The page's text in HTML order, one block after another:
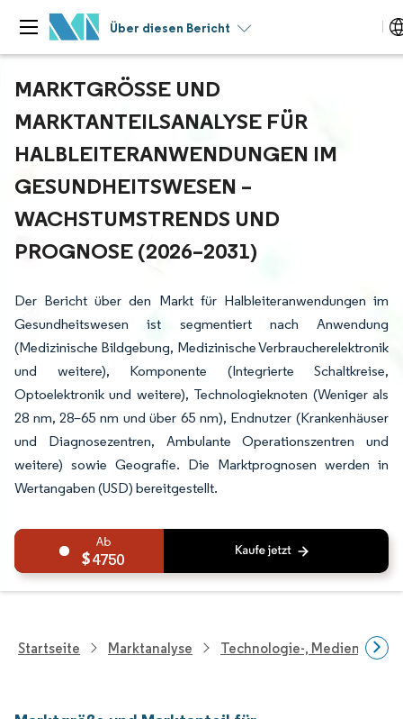
Über diesen Bericht
MARKTGRÖSSE UND M
ARKTANTEILSANALYSE FÜR H
ALBLEITERANWENDUNGEN IM G
ESUNDHEITSWESEN – W
ACHSTUMSTRENDS UND P
ROGNOSE (2026–2031)
Der Bericht über den Markt für Halbleiteranwendungen im
Gesundheitswesen ist segmentiert nach Anwendung
(Medizinische Bildgebung, Medizinische Verbraucherelektronik
und weitere), Komponente (Integrierte Schaltkreise,
Optoelektronik und weitere), Technologieknoten (Weniger als
28 nm, 28–65 nm und über 65 nm), Endnutzer (Krankenhäuser
und Diagnosezentren, Ambulante Operationszentren und
weitere) sowie Geografie. Die Marktprognosen werden in
Wertangaben (USD) bereitgestellt.
4750
Startseite Marktanalyse Technologie-, Medien- Und